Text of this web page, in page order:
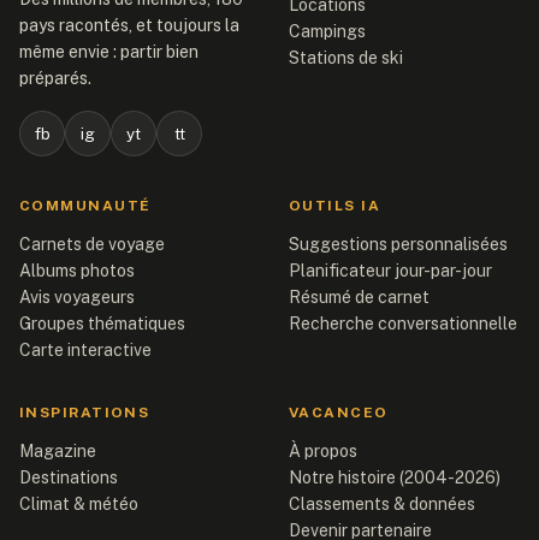
pays racontés, et toujours la
même envie : partir bien
préparés.
fb ig yt tt
Locations
Campings
Stations de ski
COMMUNAUTÉ
Carnets de voyage
Albums photos
Avis voyageurs
Groupes thématiques
Carte interactive
OUTILS IA
Suggestions personnalisées
Planificateur jour-par-jour
Résumé de carnet
Recherche conversationnelle
INSPIRATIONS
Magazine
Destinations
Climat & météo
VACANCEO
À propos
Notre histoire (2004-2026)
Classements & données
Devenir partenaire